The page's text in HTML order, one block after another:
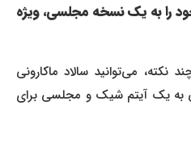
را به یک نسخه مجلسی، ویژه
می‌توانید سالاد ماکارونی
یک آیتم شیک و مجلسی برای